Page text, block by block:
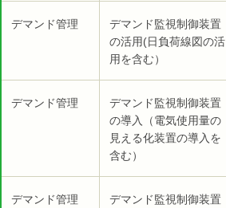
デマンド管理
デマンド監視制御装置
の活用(日負荷線図の活
用を含む）
デマンド管理
デマンド監視制御装置
の導入（電気使用量の
見える化装置の導入を
含む）
デマンド管理
デマンド監視制御装置